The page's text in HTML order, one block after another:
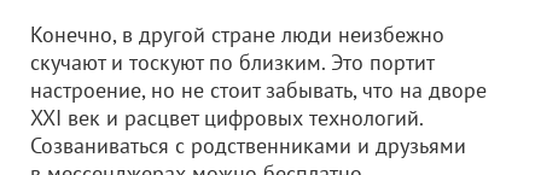
Конечно, в другой стране люди неизбежно
скучают и тоскуют по близким. Это портит
настроение, но не стоит забывать, что на дворе
XXI век и расцвет цифровых технологий.
Созваниваться с родственниками и друзьями